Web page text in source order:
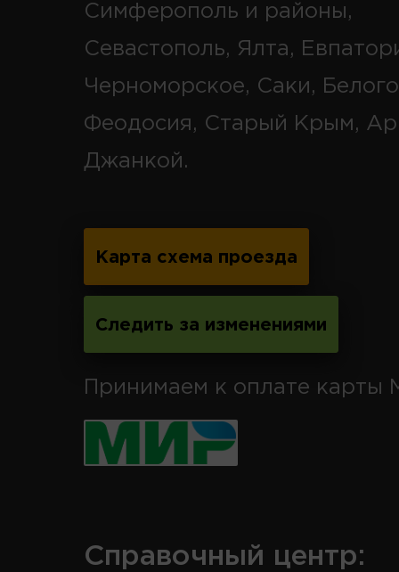
Симферополь и районы,
Севастополь, Ялта,
Черноморское, Саки,
Феодосия, Старый Крым,
Джанкой.
Карта схема проезда
Следить за изменениями
Принимаем к оплате карты
Справочный центр: